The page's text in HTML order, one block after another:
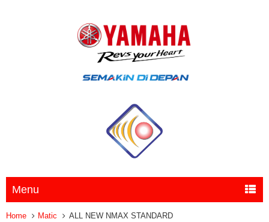
Menu
Home Matic ALL NEW NMAX STANDARD